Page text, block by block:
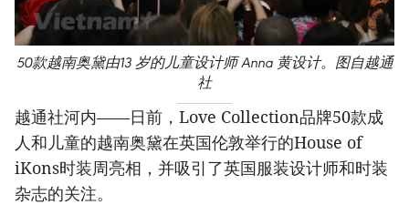
50款越南奥黛由13 岁的儿童设计师 Anna 黄设计。图自越通
社
越通社河内——日前，Love Collection品牌50款成
人和儿童的越南奥黛在英国伦敦举行的House of
iKons时装周亮相，并吸引了英国服装设计师和时装
杂志的关注。